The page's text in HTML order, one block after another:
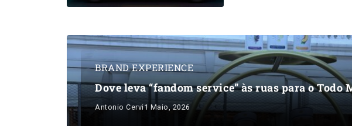
BRAND EXPERIENCE
Dove leva “fandom service” às ruas para o Todo
Antonio Cervi1 Maio, 2026